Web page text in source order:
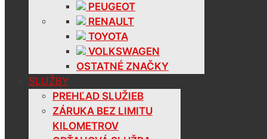
PEUGEOT
RENAULT
TOYOTA
VOLKSWAGEN
OSTATNÉ ZNAČKY
SLUŽBY
PREHĽAD SLUŽIEB
ZÁRUKA BEZ LIMITU
KILOMETROV